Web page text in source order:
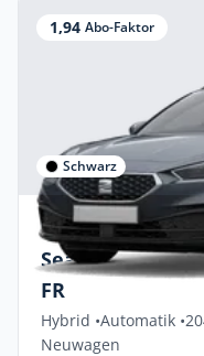
1,94 Abo-Faktor
Schwarz
Privat & Gewerbe
Seat Leon
FR
Hybrid •Automatik •
Neuwagen